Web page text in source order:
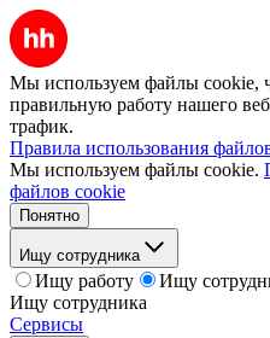
Мы используем файлы cookie,
правильную работу нашего
трафик.
Правила использования
Мы используем файлы cookie.
файлов cookie
Понятно
Ищу сотрудника
Ищу работу
Ищу
Ищу сотрудника
Сервисы